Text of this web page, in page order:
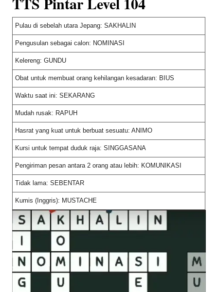
Pulau di sebelah utara Jepang: SAKHALIN
Pengusulan sebagai calon: NOMINASI
Kelereng: GUNDU
Obat untuk membuat orang kehilangan kesadaran: BIUS
Waktu saat ini: SEKARANG
Mudah rusak: RAPUH
Hasrat yang kuat untuk berbuat sesuatu: ANIMO
Kursi untuk tempat duduk raja: SINGGASANA
Pengiriman pesan antara 2 orang atau lebih: KOMUNIKASI
Tidak lama: SEBENTAR
Kumis (Inggris): MUSTACHE